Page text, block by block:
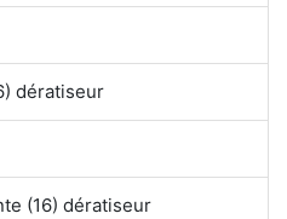
dératiseur
(16) dératiseur